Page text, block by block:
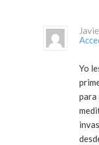
Yo
para